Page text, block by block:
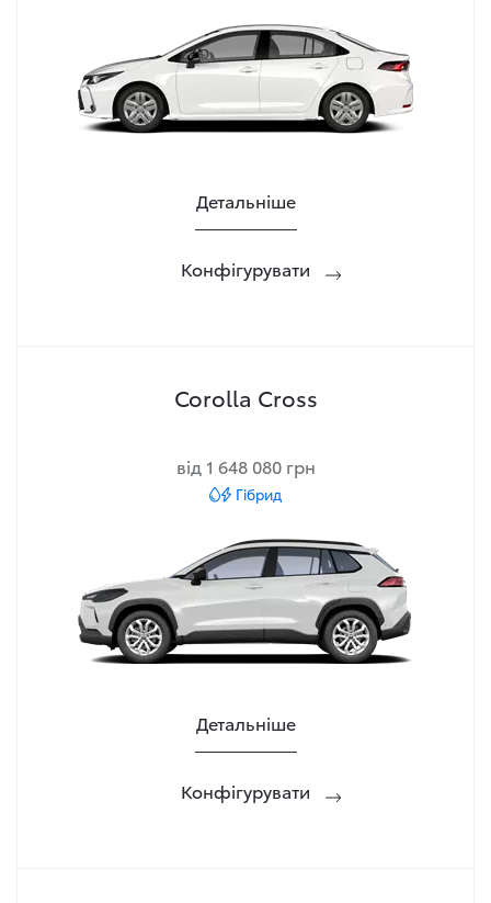
Детальніше
Конфігурувати
Corolla Cross
від 1 648 080 грн
Гібрид
Детальніше
Конфігурувати